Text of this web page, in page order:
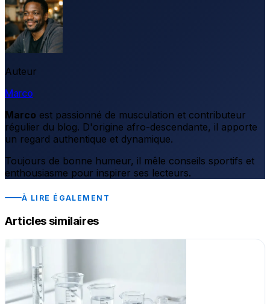
Auteur
Marco
Marco est passionné de musculation et contributeur
régulier du blog. D'origine afro-descendante, il apporte
un regard authentique et dynamique.
Toujours de bonne humeur, il mêle conseils sportifs et
enthousiasme pour inspirer ses lecteurs.
À LIRE ÉGALEMENT
Articles similaires